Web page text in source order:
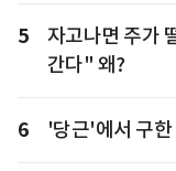
5
자고나면 주가
간다" 왜?
6 '당근'에서 구